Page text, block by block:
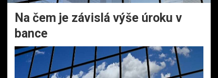
Na čem je závislá výše úroku v
bance